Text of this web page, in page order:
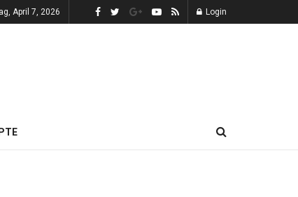
April 7, 2026 Login